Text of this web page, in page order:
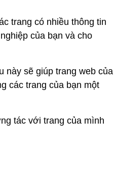
trang có nhiều thông tin
của bạn và cho
này sẽ giúp trang web của
các trang của bạn một
tác với trang của mình